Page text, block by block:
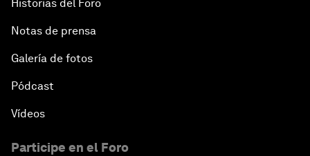
Historias del Foro
Notas de prensa
Galería de fotos
Pódcast
Vídeos
Participe en el Foro